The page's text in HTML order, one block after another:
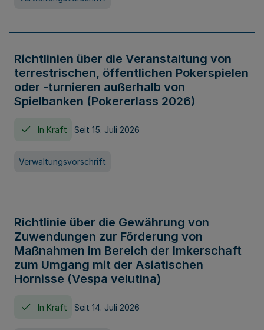
Richtlinien über die Veranstaltung von
terrestrischen, öffentlichen Pokerspielen
oder -turnieren außerhalb von
Spielbanken (Pokererlass 2026)
In Kraft Seit 15. Juli 2026
Verwaltungsvorschrift
Richtlinie über die Gewährung von
Zuwendungen zur Förderung von
Maßnahmen im Bereich der Imkerschaft
zum Umgang mit der Asiatischen
Hornisse (Vespa velutina)
In Kraft Seit 14. Juli 2026